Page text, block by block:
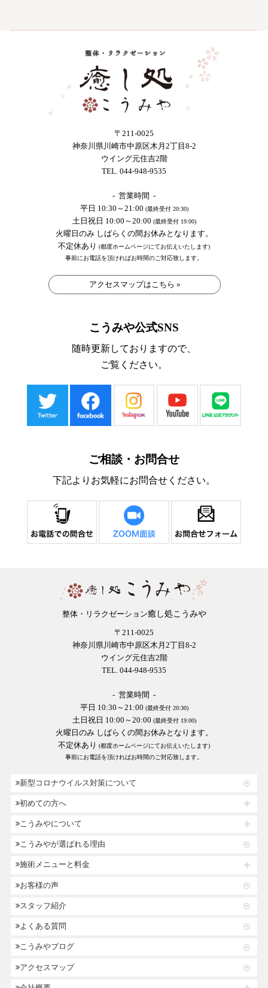
〒211-0025
神奈川県川崎市中原区木月2丁目8-2
ウイング元住吉2階
TEL. 044-948-9535
- 営業時間 -
平日 10:30～21:00 (最終受付 20:30)
土日祝日 10:00～20:00 (最終受付 19:00)
火曜日のみ しばらくの間お休みとなります。
不定休あり (都度ホームページにてお伝えいたします)
事前にお電話を頂ければお時間のご対応致します。
アクセスマップはこちら »
こうみや公式SNS
随時更新しておりますので、
ご覧ください。
ご相談・お問合せ
下記よりお気軽にお問合せください。
整体・リラクゼーション癒し処こうみや
〒211-0025
神奈川県川崎市中原区木月2丁目8-2
ウイング元住吉2階
TEL. 044-948-9535
- 営業時間 -
平日 10:30～21:00 (最終受付 20:30)
土日祝日 10:00～20:00 (最終受付 19:00)
火曜日のみ しばらくの間お休みとなります。
不定休あり (都度ホームページにてお伝えいたします)
事前にお電話を頂ければお時間のご対応致します。
新型コロナウイルス対策について
初めての方へ
こうみやについて
こうみやが選ばれる理由
施術メニューと料金
お客様の声
スタッフ紹介
よくある質問
こうみやブログ
アクセスマップ